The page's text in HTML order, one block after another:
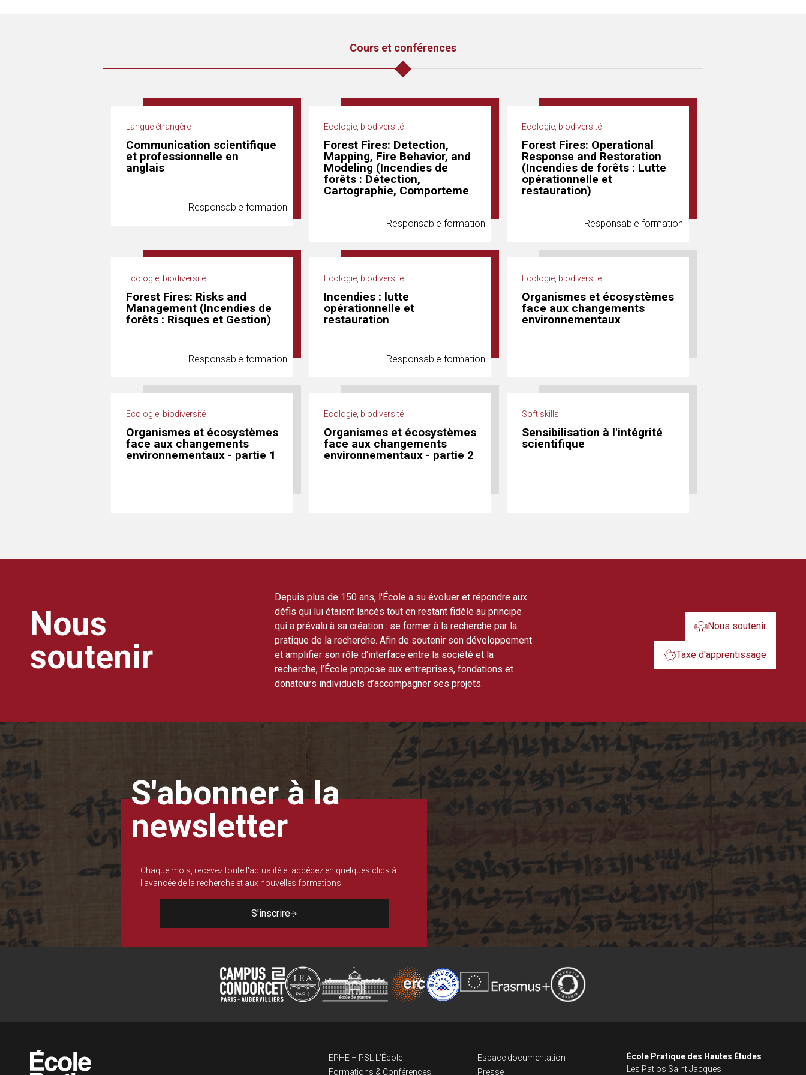
Cours et conférences
Langue étrangère
Communication scientifique
et professionnelle en
anglais
Responsable formation
Ecologie, biodiversité
Forest Fires: Detection,
Mapping, Fire Behavior, and
Modeling (Incendies de
forêts : Détection,
Cartographie, Comporteme
Responsable formation
Ecologie, biodiversité
Forest Fires: Operational
Response and Restoration
(Incendies de forêts : Lutte
opérationnelle et
restauration)
Responsable formation
Ecologie, biodiversité
Forest Fires: Risks and
Management (Incendies de
forêts : Risques et Gestion)
Responsable formation
Ecologie, biodiversité
Incendies : lutte
opérationnelle et
restauration
Responsable formation
Ecologie, biodiversité
Organismes et écosystèmes
face aux changements
environnementaux
Ecologie, biodiversité
Organismes et écosystèmes
face aux changements
environnementaux - partie 1
Ecologie, biodiversité
Organismes et écosystèmes
face aux changements
environnementaux - partie 2
Soft skills
Sensibilisation à l'intégrité
scientifique
Nous
soutenir
Depuis plus de 150 ans, l'École a su évoluer et répondre aux
défis qui lui étaient lancés tout en restant fidèle au principe
qui a prévalu à sa création : se former à la recherche par la
pratique de la recherche. Afin de soutenir son développement
et amplifier son rôle d'interface entre la société et la
recherche, l’École propose aux entreprises, fondations et
donateurs individuels d’accompagner ses projets.
Nous soutenir
Taxe d'apprentissage
S'abonner à la
newsletter
Chaque mois, recevez toute l'actualité et accédez en quelques clics à
l'avancée de la recherche et aux nouvelles formations.
S'inscrire
Navigation principale dans le
EPHE – PSL L’École
Formations & Conférences
Liens footer
Espace documentation
Presse
École Pratique des Hautes Études
Les Patios Saint Jacques